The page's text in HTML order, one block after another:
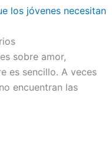
los jóvenes necesitan
sobre amor,
es sencillo. A veces
encuentran las